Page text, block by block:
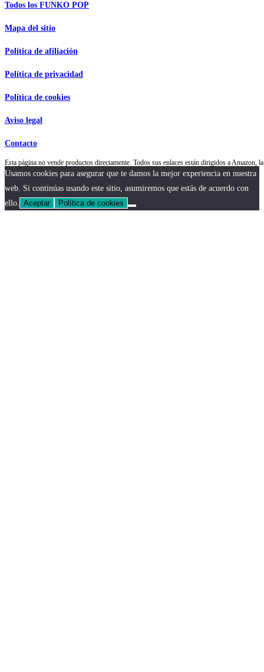
Todos los FUNKO POP
Mapa del sitio
Política de afiliación
Política de privacidad
Política de cookies
Aviso legal
Contacto
Esta página no vende productos directamente. Todos sus enlaces están dirigidos a
Usamos cookies para asegurar que te damos la mejor experiencia en nuestra
web. Si continúas usando este sitio, asumiremos que estás de acuerdo con
ello. Aceptar Política de cookies